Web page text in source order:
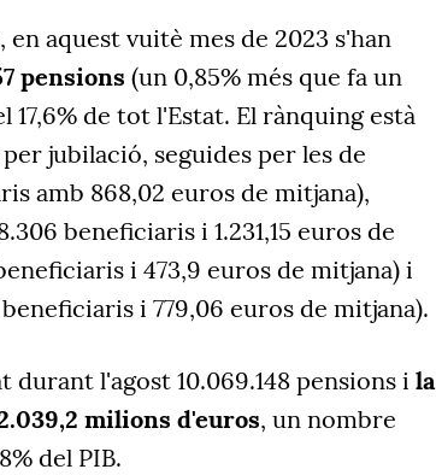
aquest vuitè mes de 2023 s'han
pensions (un 0,85% més que fa un
17,6% de tot l'Estat. El rànquing està
jubilació, seguides per les de
amb 868,02 euros de mitjana),
beneficiaris i 1.231,15 euros de
i 473,9 euros de mitjana) i
i 779,06 euros de mitjana).
durant l'agost 10.069.148 pensions i la
milions d'euros, un nombre
del PIB.